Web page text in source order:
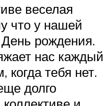
веселая
что у нашей
рождения.
нас каждый
когда тебя нет.
долго